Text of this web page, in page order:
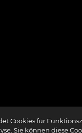
Cookies für
Sie können diese